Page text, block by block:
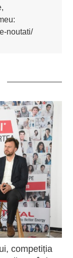
noutati/
competiția